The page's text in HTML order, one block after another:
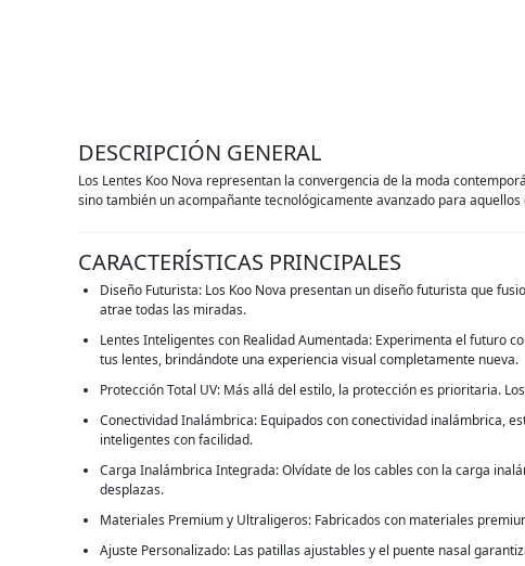
DESCRIPCIÓN GENERAL
Los Lentes Koo Nova representan la convergencia de la moda
sino también un acompañante tecnológicamente avanzado para
CARACTERÍSTICAS PRINCIPALES
Diseño Futurista: Los Koo Nova presentan un diseño futurista que
atrae todas las miradas.
Lentes Inteligentes con Realidad Aumentada: Experimenta el futuro
tus lentes, brindándote una experiencia visual completamente nueva.
Protección Total UV: Más allá del estilo, la protección es prioritaria.
Conectividad Inalámbrica: Equipados con conectividad inalámbrica,
inteligentes con facilidad.
Carga Inalámbrica Integrada: Olvídate de los cables con la carga
desplazas.
Materiales Premium y Ultraligeros: Fabricados con materiales
Ajuste Personalizado: Las patillas ajustables y el puente nasal